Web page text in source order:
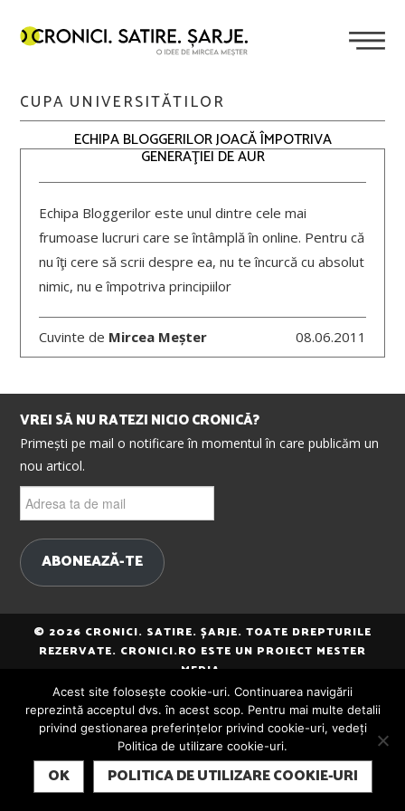
CUPA UNIVERSITĂTILOR
ECHIPA BLOGGERILOR JOACĂ ÎMPOTRIVA
GENERAŢIEI DE AUR
Echipa Bloggerilor este unul dintre cele mai
frumoase lucruri care se întâmplă în online. Pentru că
nu îţi cere să scrii despre ea, nu te încurcă cu absolut
nimic, nu e împotriva principiilor
Cuvinte de Mircea Meșter 08.06.2011
VREI SĂ NU RATEZI NICIO CRONICĂ?
Primești pe mail o notificare în momentul în care publicăm un
nou articol.
ta
mail
ABONEAZĂ-TE
© 2026 CRONICI. SATIRE. ȘARJE. TOATE DREPTURILE
REZERVATE. CRONICI.RO ESTE UN PROIECT MESTER
MEDIA.
SUBSCRIBE
Acest site folosește cookie-uri. Continuarea navigării
reprezintă acceptul dvs. în acest scop. Pentru mai multe detalii
privind gestionarea preferințelor privind cookie-uri, vedeți
Politica de utilizare cookie-uri.
OK POLITICA DE UTILIZARE COOKIE-URI